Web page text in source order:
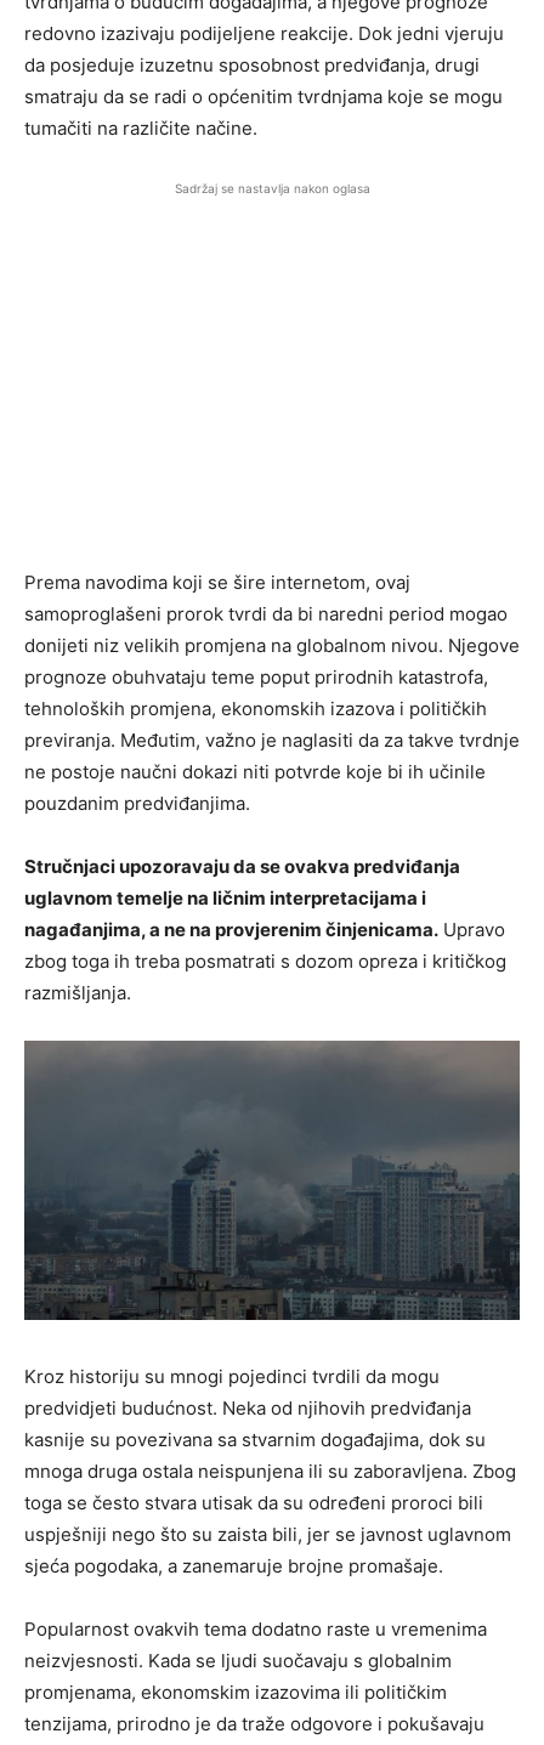
redovno izazivaju podijeljene reakcije. Dok jedni vjeruju
da posjeduje izuzetnu sposobnost predviđanja, drugi
smatraju da se radi o općenitim tvrdnjama koje se mogu
tumačiti na različite načine.
Sadržaj se nastavlja nakon oglasa
Prema navodima koji se šire internetom, ovaj
samoproglašeni prorok tvrdi da bi naredni period mogao
donijeti niz velikih promjena na globalnom nivou. Njegove
prognoze obuhvataju teme poput prirodnih katastrofa,
tehnoloških promjena, ekonomskih izazova i političkih
previranja. Međutim, važno je naglasiti da za takve tvrdnje
ne postoje naučni dokazi niti potvrde koje bi ih učinile
pouzdanim predviđanjima.
Stručnjaci upozoravaju da se ovakva predviđanja
uglavnom temelje na ličnim interpretacijama i
nagađanjima, a ne na provjerenim činjenicama. Upravo
zbog toga ih treba posmatrati s dozom opreza i kritičkog
razmišljanja.
Kroz historiju su mnogi pojedinci tvrdili da mogu
predvidjeti budućnost. Neka od njihovih predviđanja
kasnije su povezivana sa stvarnim događajima, dok su
mnoga druga ostala neispunjena ili su zaboravljena. Zbog
toga se često stvara utisak da su određeni proroci bili
uspješniji nego što su zaista bili, jer se javnost uglavnom
sjeća pogodaka, a zanemaruje brojne promašaje.
Popularnost ovakvih tema dodatno raste u vremenima
neizvjesnosti. Kada se ljudi suočavaju s globalnim
promjenama, ekonomskim izazovima ili političkim
tenzijama, prirodno je da traže odgovore i pokušavaju